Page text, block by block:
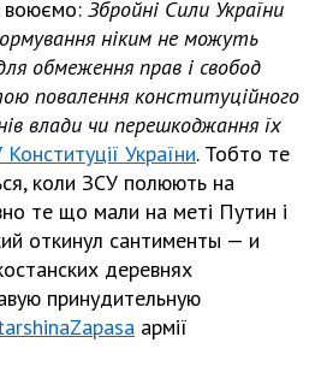
воюємо: Збройні Сили України
ніким не можуть
обмеження прав і свобод
повалення конституційного
влади чи перешкоджання їх
України. Тобто те
коли ЗСУ полюють на
те що мали на меті Путин і
откинул сантименты — и
деревнях
принудительную
армії